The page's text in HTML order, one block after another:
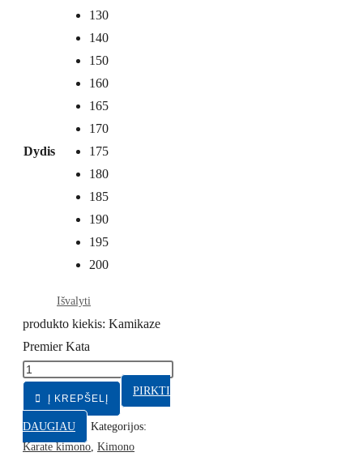
Dydis
130
140
150
160
165
170
175
180
185
190
195
200
Išvalyti
produkto kiekis: Kamikaze
Premier Kata
Į KREPŠELĮ
PIRKTI
DAUGIAU
Kategorijos:
Karate kimono Kimono